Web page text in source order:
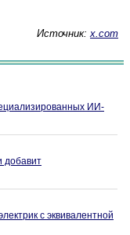
Источник: x.com
ИИ-
добавит
с эквивалентной